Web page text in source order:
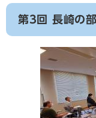
第3回 長崎の